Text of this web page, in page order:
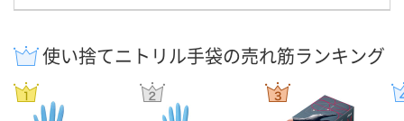
使い捨てニトリル手袋の売れ筋ランキング